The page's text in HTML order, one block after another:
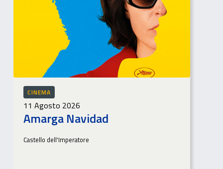
CINEMA
11 Agosto 2026
Amarga Navidad
Castello dell'Imperatore